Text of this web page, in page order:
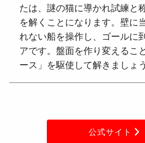
たは、謎の猫に導かれ試練と
を解くことになります。壁に
れない船を操作し、ゴールに
アです。盤面を作り変えるこ
ース」を駆使して解きましょう
公式サイト